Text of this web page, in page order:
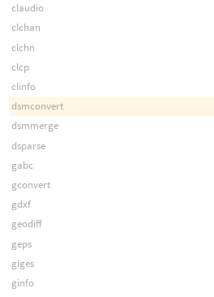
claudio
clchan
clchn
clcp
clinfo
dsmconvert
dsmmerge
dsparse
gabc
gconvert
gdxf
geodiff
geps
giges
ginfo